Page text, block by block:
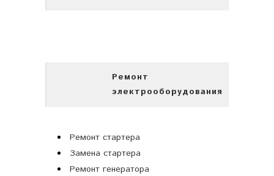
Ремонт
электрооборудования
Ремонт стартера
Замена стартера
Ремонт генератора